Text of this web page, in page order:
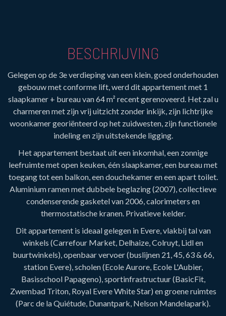
BESCHRIJVING
Gelegen op de 3e verdieping van een klein, goed onderhouden
gebouw met conforme lift, werd dit appartement met 1
slaapkamer + bureau van 64 m² recent gerenoveerd. Het zal u
charmeren met zijn vrij uitzicht zonder inkijk, zijn lichtrijke
woonkamer georiënteerd op het zuidwesten, zijn functionele
indeling en zijn uitstekende ligging.
Het appartement bestaat uit een inkomhal, een zonnige
leefruimte met open keuken, één slaapkamer, een bureau met
toegang tot een balkon, een douchekamer en een apart toilet.
Aluminium ramen met dubbele beglazing (2007), collectieve
condenserende gasketel van 2006, calorimeters en
thermostatische kranen. Privatieve kelder.
Dit appartement is ideaal gelegen in Evere, vlakbij tal van
winkels (Carrefour Market, Delhaize, Colruyt, Lidl en
buurtwinkels), openbaar vervoer (buslijnen 21, 45, 63 & 66,
station Evere), scholen (Ecole Aurore, Ecole L'Aubier,
Basisschool Papageno), sportinfrastructuur (BasicFit,
Zwembad Triton, Royal Evere White Star) en groene ruimtes
(Parc de la Quiétude, Dunantpark, Nelson Mandelapark).